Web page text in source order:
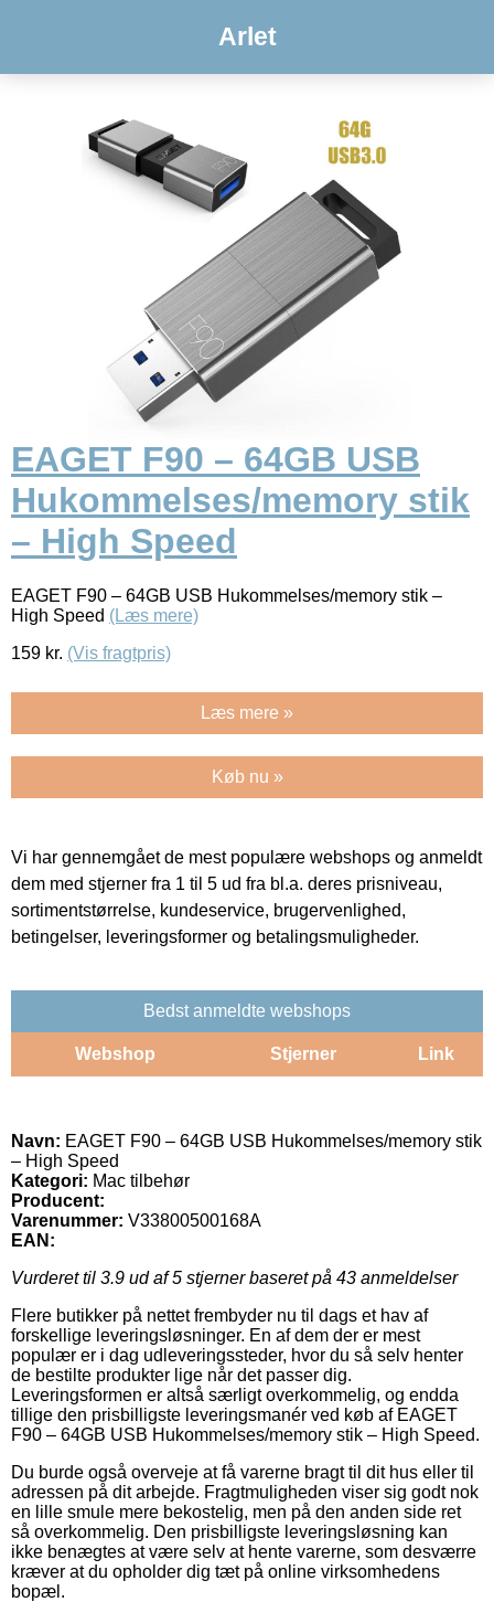
Arlet
EAGET F90 – 64GB USB
Hukommelses/memory stik
– High Speed
EAGET F90 – 64GB USB Hukommelses/memory stik –
High Speed (Læs mere)
159 kr. (Vis fragtpris)
Læs mere »
Køb nu »
Vi har gennemgået de mest populære webshops og anmeldt
dem med stjerner fra 1 til 5 ud fra bl.a. deres prisniveau,
sortimentstørrelse, kundeservice, brugervenlighed,
betingelser, leveringsformer og betalingsmuligheder.
Bedst anmeldte webshops
Webshop Stjerner Link
Navn: EAGET F90 – 64GB USB Hukommelses/memory stik
– High Speed
Kategori: Mac tilbehør
Producent:
Varenummer: V33800500168A
EAN:
Vurderet til 3.9 ud af 5 stjerner baseret på 43 anmeldelser
Flere butikker på nettet frembyder nu til dags et hav af
forskellige leveringsløsninger. En af dem der er mest
populær er i dag udleveringssteder, hvor du så selv henter
de bestilte produkter lige når det passer dig.
Leveringsformen er altså særligt overkommelig, og endda
tillige den prisbilligste leveringsmanér ved køb af EAGET
F90 – 64GB USB Hukommelses/memory stik – High Speed.
Du burde også overveje at få varerne bragt til dit hus eller til
adressen på dit arbejde. Fragtmuligheden viser sig godt nok
en lille smule mere bekostelig, men på den anden side ret
så overkommelig. Den prisbilligste leveringsløsning kan
ikke benægtes at være selv at hente varerne, som desværre
kræver at du opholder dig tæt på online virksomhedens
bopæl.